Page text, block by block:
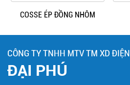
COSSE ÉP ĐỒNG NHÔM
CÔNG TY TNHH MTV TM XD ĐIỆN
ĐẠI PHÚ